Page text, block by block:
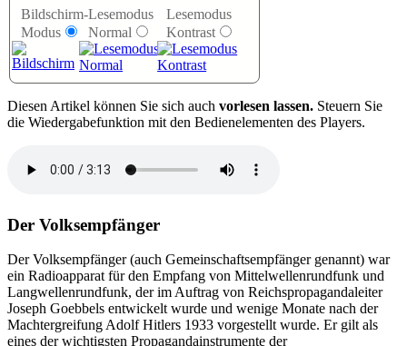
Bildschirm-
Modus
Lesemodus
Normal
Lesemodus
Kontrast
Diesen Artikel können Sie sich auch vorlesen lassen. Steuern Sie
die Wiedergabefunktion mit den Bedienelementen des Players.
Der Volksempfänger
Der Volksempfänger (auch Gemeinschaftsempfänger genannt) war
ein Radioapparat für den Empfang von Mittelwellenrundfunk und
Langwellenrundfunk, der im Auftrag von Reichspropagandaleiter
Joseph Goebbels entwickelt wurde und wenige Monate nach der
Machtergreifung Adolf Hitlers 1933 vorgestellt wurde. Er gilt als
eines der wichtigsten Propagandainstrumente der